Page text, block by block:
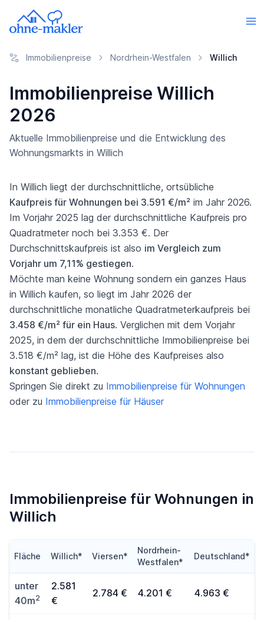
Immobilienpreise Nordrhein-Westfalen Willich
Immobilienpreise Willich
2026
Aktuelle Immobilienpreise und die Entwicklung des
Wohnungsmarkts in Willich
In Willich liegt der durchschnittliche, ortsübliche
Kaufpreis für Wohnungen bei 3.591 €/m² im Jahr 2026.
Im Vorjahr 2025 lag der durchschnittliche Kaufpreis pro
Quadratmeter noch bei 3.353 €. Der
Durchschnittskaufpreis ist also im Vergleich zum
Vorjahr um 7,11% gestiegen.
Möchte man keine Wohnung sondern ein ganzes Haus
in Willich kaufen, so liegt im Jahr 2026 der
durchschnittliche monatliche Quadratmeterkaufpreis bei
3.458 €/m² für ein Haus. Verglichen mit dem Vorjahr
2025, in dem der durchschnittliche Immobilienpreise bei
3.518 €/m² lag, ist die Höhe des Kaufpreises also
konstant geblieben.
Springen Sie direkt zu Immobilienpreise für Wohnungen
oder zu Immobilienpreise für Häuser
Immobilienpreise für Wohnungen in
Willich
Fläche Willich* Viersen*
Nordrhein-
Westfalen*
Deutschland*
unter
40m2
2.581
€
2.784 € 4.201 € 4.963 €